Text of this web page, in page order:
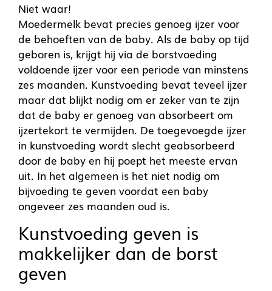
Niet waar!
Moedermelk bevat precies genoeg ijzer voor
de behoeften van de baby. Als de baby op tijd
geboren is, krijgt hij via de borstvoeding
voldoende ijzer voor een periode van minstens
zes maanden. Kunstvoeding bevat teveel ijzer
maar dat blijkt nodig om er zeker van te zijn
dat de baby er genoeg van absorbeert om
ijzertekort te vermijden. De toegevoegde ijzer
in kunstvoeding wordt slecht geabsorbeerd
door de baby en hij poept het meeste ervan
uit. In het algemeen is het niet nodig om
bijvoeding te geven voordat een baby
ongeveer zes maanden oud is.
Kunstvoeding geven is
makkelijker dan de borst
geven